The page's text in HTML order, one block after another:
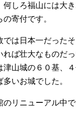
しろ福山には大
寄付です。
では日本一だった
れば壮大なものだ
津山城の６０基、
いお城でした。
リニューアル中